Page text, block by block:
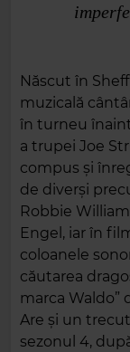
Născut în
muzicală
în turneu
a trupei Joe
compus și
de diverși
Robbie
Engel, iar în
coloanele
căutarea
marca Waldo”
Are și un
sezonul 4,